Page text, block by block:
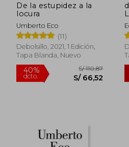
De la estupidez a la
locura
Umberto Eco
(11)
Debolsillo, 2021, 1 Edición,
Tapa Blanda, Nuevo